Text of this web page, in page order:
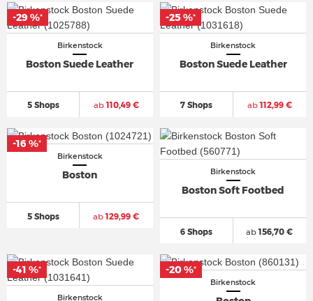
Birkenstock
Boston Suede Leather
5 Shops ab110,49 €
-29 %*
-29 %*
Birkenstock
Boston Suede Leather
7 Shops ab112,99 €
-25 %*
-25 %*
Birkenstock
Boston
5 Shops ab129,99 €
-16 %*
-16 %*
Birkenstock
Boston Soft Footbed
6 Shops ab156,70 €
Birkenstock
-41 %*
-41 %*
Birkenstock
-20 %*
-20 %*